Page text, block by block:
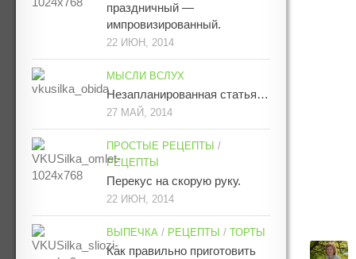
праздничный —
импровизированный.
22 ИЮН, 2014
МЫСЛИ ВСЛУХ
Незапланированная статья…
27 МАЙ, 2014
ПРОСТЫЕ РЕЦЕПТЫ /
РЕЦЕПТЫ
Перекус на скорую руку.
22 ИЮН, 2014
ВЫПЕЧКА / РЕЦЕПТЫ / ТОРТЫ
Как правильно приготовить